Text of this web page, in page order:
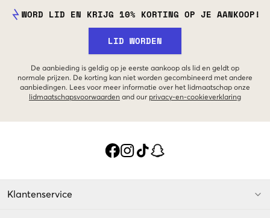
WORD LID EN KRIJG 10% KORTING OP JE AANKOOP!
LID WORDEN
De aanbieding is geldig op je eerste aankoop als lid en geldt op
normale prijzen. De korting kan niet worden gecombineerd met andere
aanbiedingen. Lees voor meer informatie over het lidmaatschap onze
lidmaatschapsvoorwaarden and our privacy-en-cookieverklaring
Klantenservice